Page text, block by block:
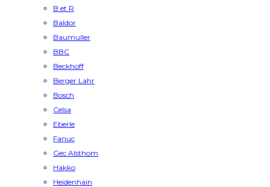
B et R
Baldor
Baumuller
BBC
Beckhoff
Berger Lahr
Bosch
Celsa
Eberle
Fanuc
Gec Alsthom
Hakko
Heidenhain